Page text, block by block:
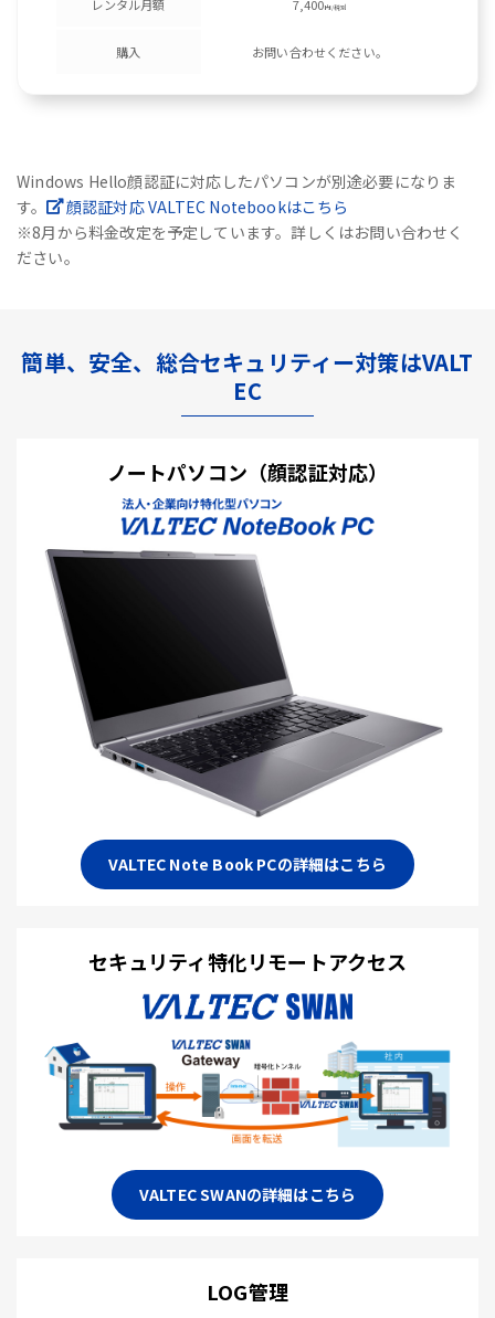
レンタル月額 7,400円/税別
購入 お問い合わせください。
Windows Hello顔認証に対応したパソコンが別途必要になりま
す。
顔認証対応 VALTEC Notebookはこちら
※8月から料金改定を予定しています。詳しくはお問い合わせく
ださい。
簡単、安全、総合セキュリティー対策はVALT
EC
ノートパソコン（顔認証対応）
VALTEC Note Book PCの詳細はこちら
セキュリティ特化リモートアクセス
VALTEC SWANの詳細はこちら
LOG管理